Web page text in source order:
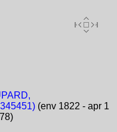
(env 1822 - apr 1